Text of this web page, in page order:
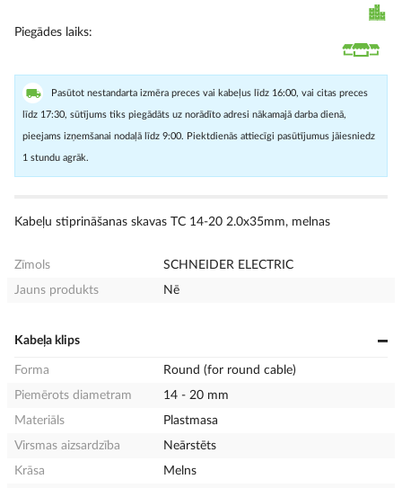
Piegādes laiks
Pasūtot nestandarta izmēra preces vai kabeļus līdz 16:00, vai citas preces
līdz 17:30, sūtījums tiks piegādāts uz norādīto adresi nākamajā darba dienā,
pieejams izņemšanai nodaļā līdz 9:00. Piektdienās attiecīgi pasūtījumus jāiesniedz
1 stundu agrāk.
Kabeļu stiprināšanas skavas TC 14-20 2.0x35mm, melnas
Zīmols
SCHNEIDER ELECTRIC
Jauns produkts
Nē
Kabeļa klips
Forma
Round (for round cable)
Piemērots diametram
14 - 20 mm
Materiāls
Plastmasa
Virsmas aizsardzība
Neārstēts
Krāsa
Melns